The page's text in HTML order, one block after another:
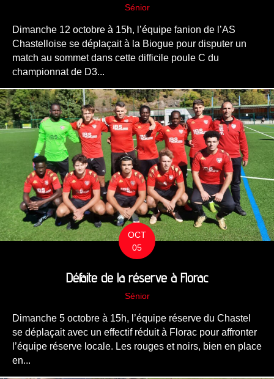
Sénior
Dimanche 12 octobre à 15h, l’équipe fanion de l’AS
Chastelloise se déplaçait à la Biogue pour disputer un
match au sommet dans cette difficile poule C du
championnat de D3...
OCT
05
Défaite de la réserve à Florac
Sénior
Dimanche 5 octobre à 15h, l’équipe réserve du Chastel
se déplaçait avec un effectif réduit à Florac pour affronter
l’équipe réserve locale. Les rouges et noirs, bien en place
en...